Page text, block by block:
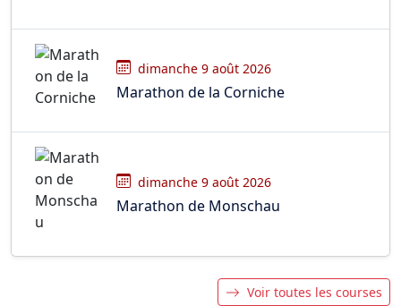
dimanche 9 août 2026
Marathon de la Corniche
dimanche 9 août 2026
Marathon de Monschau
Voir toutes les courses